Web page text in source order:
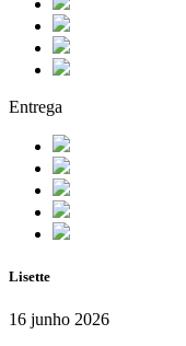
Entrega
Lisette
16 junho 2026